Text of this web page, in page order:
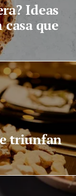
Ideas
que
triunfan